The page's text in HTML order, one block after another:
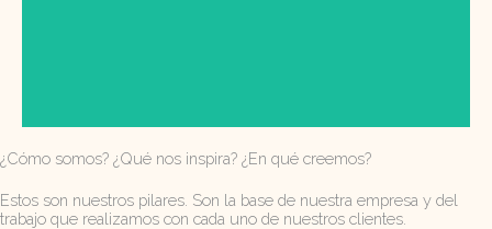
¿Cómo somos? ¿Qué nos inspira? ¿En qué creemos?
Estos son nuestros pilares. Son la base de nuestra empresa y del
trabajo que realizamos con cada uno de nuestros clientes.